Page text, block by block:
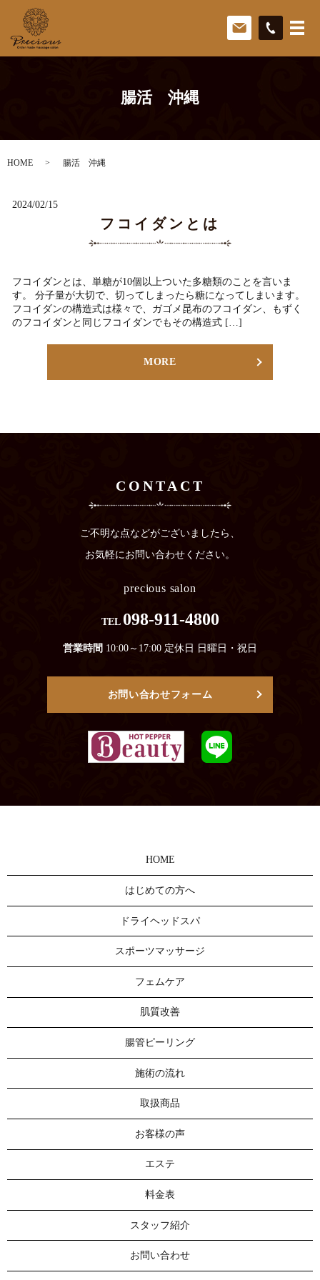
腸活 沖縄
HOME 腸活 沖縄
2024/02/15
フコイダンとは
フコイダンとは、単糖が10個以上ついた多糖類のことを言いま
す。 分子量が大切で、切ってしまったら糖になってしまいます。
フコイダンの構造式は様々で、ガゴメ昆布のフコイダン、もずく
のフコイダンと同じフコイダンでもその構造式 […]
MORE
CONTACT
ご不明な点などがございましたら、
お気軽にお問い合わせください。
precious salon
TEL 098-911-4800
営業時間 10:00～17:00 定休日 日曜日・祝日
お問い合わせフォーム
HOME
はじめての方へ
ドライヘッドスパ
スポーツマッサージ
フェムケア
肌質改善
腸管ピーリング
施術の流れ
取扱商品
お客様の声
エステ
料金表
スタッフ紹介
お問い合わせ